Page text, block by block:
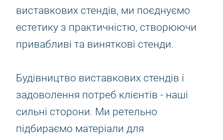
виставкових стендів, ми поєднуємо
естетику з практичністю, створюючи
привабливі та виняткові стенди.
Будівництво виставкових стендів і
задоволення потреб клієнтів - наші
сильні сторони. Ми ретельно
підбираємо матеріали для